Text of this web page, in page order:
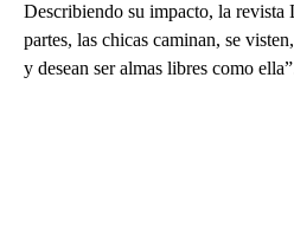
Describiendo su impacto, la
partes, las chicas caminan, se
y desean ser almas libres como